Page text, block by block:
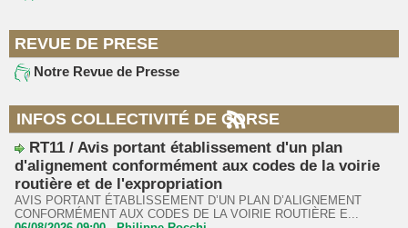
REVUE DE PRESE
Notre Revue de Presse
INFOS COLLECTIVITÉ DE CORSE
RT11 / Avis portant établissement d'un plan
d'alignement conformément aux codes de la voirie
routière et de l'expropriation
AVIS PORTANT ÉTABLISSEMENT D’UN PLAN D’ALIGNEMENT
CONFORMÉMENT AUX CODES DE LA VOIRIE ROUTIÈRE E...